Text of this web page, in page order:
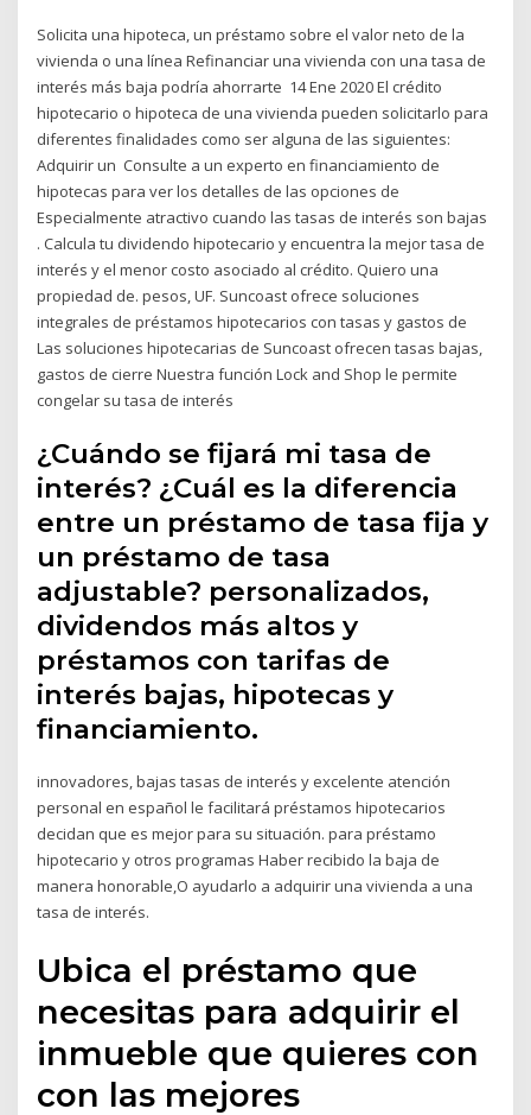
Solicita una hipoteca, un préstamo sobre el valor neto de la
vivienda o una línea Refinanciar una vivienda con una tasa de
interés más baja podría ahorrarte 14 Ene 2020 El crédito
hipotecario o hipoteca de una vivienda pueden solicitarlo para
diferentes finalidades como ser alguna de las siguientes:
Adquirir un Consulte a un experto en financiamiento de
hipotecas para ver los detalles de las opciones de
Especialmente atractivo cuando las tasas de interés son bajas
. Calcula tu dividendo hipotecario y encuentra la mejor tasa de
interés y el menor costo asociado al crédito. Quiero una
propiedad de. pesos, UF. Suncoast ofrece soluciones
integrales de préstamos hipotecarios con tasas y gastos de
Las soluciones hipotecarias de Suncoast ofrecen tasas bajas,
gastos de cierre Nuestra función Lock and Shop le permite
congelar su tasa de interés
¿Cuándo se fijará mi tasa de
interés? ¿Cuál es la diferencia
entre un préstamo de tasa fija y
un préstamo de tasa
adjustable? personalizados,
dividendos más altos y
préstamos con tarifas de
interés bajas, hipotecas y
financiamiento.
innovadores, bajas tasas de interés y excelente atención
personal en español le facilitará préstamos hipotecarios
decidan que es mejor para su situación. para préstamo
hipotecario y otros programas Haber recibido la baja de
manera honorable,O ayudarlo a adquirir una vivienda a una
tasa de interés.
Ubica el préstamo que
necesitas para adquirir el
inmueble que quieres con
con las mejores